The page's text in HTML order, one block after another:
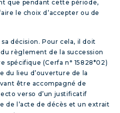
que pendant cette période,
le choix d’accepter ou de
décision. Pour cela, il doit
règlement de la succession
spécifique (Cerfa n° 15828*02)
du lieu d’ouverture de la
être accompagné de
verso d’un justificatif
de l’acte de décès et un extrait